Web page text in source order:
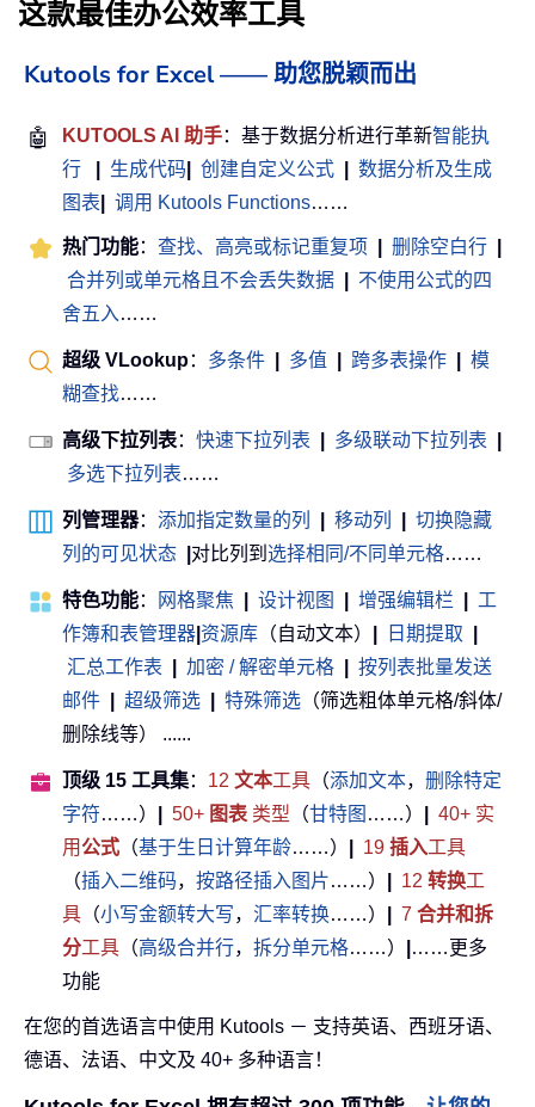
这款最佳办公效率工具
Kutools for Excel —— 助您脱颖而出
🤖 KUTOOLS AI 助手：基于数据分析进行革新智能执
行
生成代码 创建自定义公式
数据分析及生成
图表
调用 Kutools Functions……
热门功能： 查找、高亮或标记重复项 删除空白行
合并列或单元格且不会丢失数据
不使用公式的四
舍五入 ……
超级 VLookup： 多条件 多值 跨多表操作
模
糊查找……
高级下拉列表： 快速下拉列表 多级联动下拉列表
多选下拉列表……
列管理器： 添加指定数量的列 移动列
切换隐藏
列的可见状态
对比列到 选择相同/不同单元格……
特色功能： 网格聚焦 设计视图 增强编辑栏
工
作簿和表管理器 资源库 （自动文本） 日期提取
汇总工作表
加密 / 解密单元格
按列表批量发送
邮件
超级筛选 特殊筛选 （筛选粗体单元格/斜体/
删除线等） ......
顶级 15 工具集： 12 文本工具 （添加文本， 删除特定
字符……） 50+ 图表 类型 （甘特图 ……）
40+ 实
用公式 （基于生日计算年龄……） 19 插入工具
（插入二维码， 按路径插入图片……） 12 转换工
具 （小写金额转大写， 汇率转换……） 7 合并和拆
分工具 （高级合并行， 拆分单元格……）
……更多
功能
在您的首选语言中使用 Kutools － 支持英语、西班牙语、
德语、法语、中文及 40+ 多种语言！